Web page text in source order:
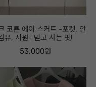
코튼 에이 스커트 -포켓, 안
유, 시원- 믿고 사는 핏!
53,000원